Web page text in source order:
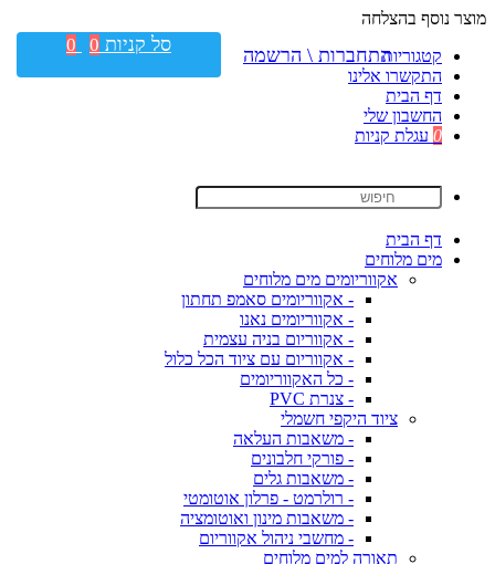
מוצר נוסף בהצלחה
קטגוריות
התקשרו אלינו
דף הבית
החשבון שלי
0 עגלת קניות
דף הבית
מים מלוחים
אקווריומים מים מלוחים
- אקווריומים סאמפ תחתון
- אקווריומים נאנו
- אקווריום בניה עצמית
- אקווריום עם ציוד הכל כלול
- כל האקווריומים
- צנרת PVC
ציוד היקפי חשמלי
- משאבות העלאה
- פורקי חלבונים
- משאבות גלים
- רולרמט - פרלון אוטומטי
- משאבות מינון ואוטומציה
- מחשבי ניהול אקווריום
תאורה למים מלוחים
התחברות \ הרשמה סל קניות 0
0